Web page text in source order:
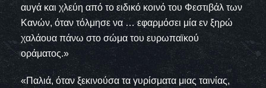
αυγά και χλεύη από το ειδικό κοινό του Φεστιβάλ των
Κανών, όταν τόλμησε να … εφαρμόσει μία εν ξηρώ
χαλάουα πάνω στο σώμα του ευρωπαϊκού
οράματος.»
«Παλιά, όταν ξεκινούσα τα γυρίσματα μιας ταινίας,